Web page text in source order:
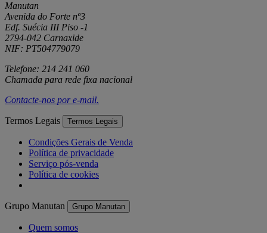
Manutan
Avenida do Forte nº3
Edf. Suécia III Piso -1
2794-042 Carnaxide
NIF: PT504779079
Telefone: 214 241 060
Chamada para rede fixa nacional
Contacte-nos pore-mail.
Termos Legais Termos Legais
Condições Gerais de Venda
Política de privacidade
Serviço pós-venda
Política de cookies
Grupo Manutan Grupo Manutan
Quem somos